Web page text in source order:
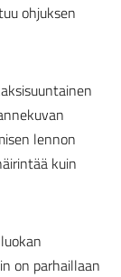
ohjuksen
lennon
kuin
on parhaillaan